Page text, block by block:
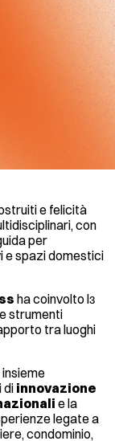
e felicità
con
per
e spazi domestici
ha coinvolto lɜ
strumenti
tra luoghi
diinnovazione
e la
legate a
condominio,